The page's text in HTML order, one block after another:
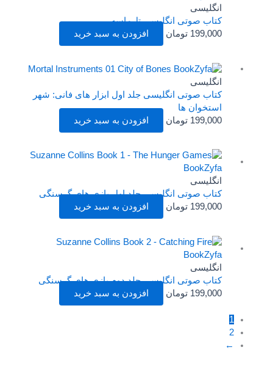
انگلیسی
کتاب صوتی انگلیسی تل‌ماسه
199,000 تومان افزودن به سبد خرید
انگلیسی
کتاب صوتی انگلیسی جلد اول ابزار های فانی: شهر
استخوان ها
199,000 تومان افزودن به سبد خرید
انگلیسی
کتاب صوتی انگلیسی جلد اول بازی های گرسنگی
199,000 تومان افزودن به سبد خرید
انگلیسی
کتاب صوتی انگلیسی جلد دوم بازی های گرسنگی
199,000 تومان افزودن به سبد خرید
1
2
←